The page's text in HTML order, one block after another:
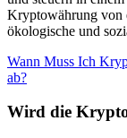
Kryptowährung von
ökologische und
Wann Muss Ich
ab?
Wird die